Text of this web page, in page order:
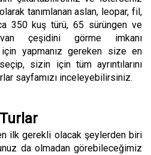
tanımlanan aslan, leopar, fil,
350 kuş türü, 65 sürüngen ve
çeşidini görme imkanı
yapmanız gereken size en
sizin için tüm ayrıntılarını
sayfamızı inceleyebilirsiniz.
ilk gerekli olacak şeylerden biri
da olmadan görebileceğimiz